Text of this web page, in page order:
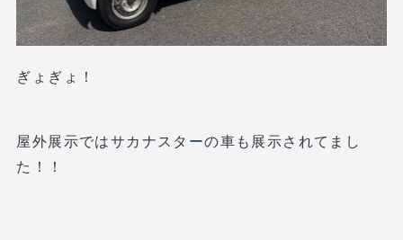
ぎょぎょ！
屋外展示ではサカナスターの車も展示されてまし
た！！